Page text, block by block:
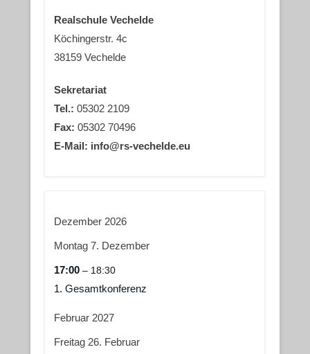
Realschule Vechelde
Köchingerstr. 4c
38159 Vechelde
Sekretariat
Tel.: 05302 2109
Fax: 05302 70496
E-Mail: info@rs-vechelde.eu
Dezember 2026
Montag 7. Dezember
17:00 – 18:30
1. Gesamtkonferenz
Februar 2027
Freitag 26. Februar